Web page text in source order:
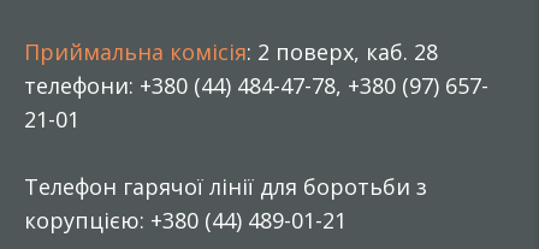
Приймальна комісія: 2 поверх, каб. 28
телефони: +380 (44) 484-47-78, +380 (97) 657-
21-01
Телефон гарячої лінії для боротьби з
корупцією: +380 (44) 489-01-21